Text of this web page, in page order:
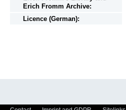
Erich Fromm Archive:
Licence (German):